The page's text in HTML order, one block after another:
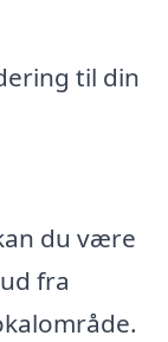
til din
du være
fra